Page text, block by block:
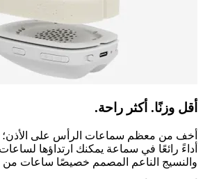
أقل وزنًا. أكثر راحة.
أداءً رائعًا في سماعة يمكنك ارتداؤها
والنسيج الناعم المصمم خصيصًا ساعات من